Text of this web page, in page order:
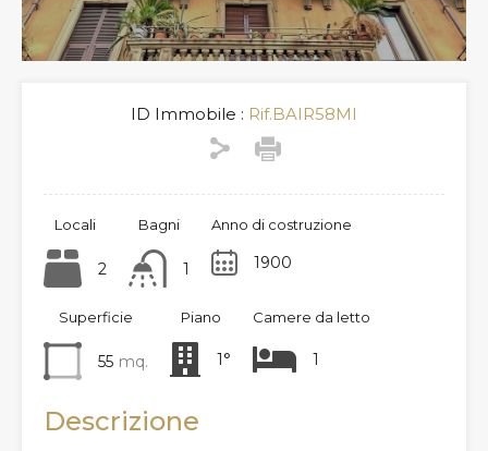
ID Immobile : Rif.BAIR58MI
Locali
2
Bagni
1
Anno di costruzione
1900
Superficie
55 mq.
Piano
1°
Camere da letto
1
Descrizione